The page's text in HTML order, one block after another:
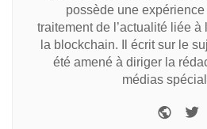
possède une
traitement de l’actualité liée
la blockchain. Il écrit sur le
été amené à diriger la
médias